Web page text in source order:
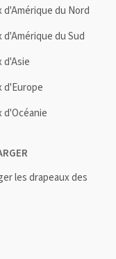
d'Amérique du Nord
d'Amérique du Sud
d'Asie
d'Europe
d'Océanie
les drapeaux des